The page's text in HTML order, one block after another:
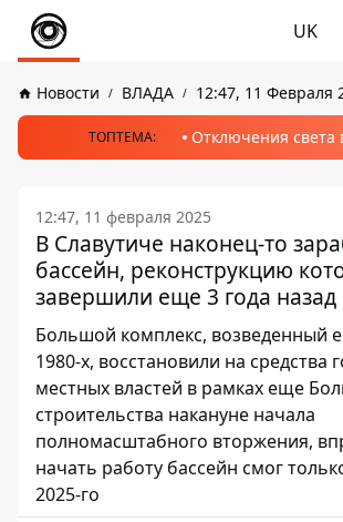
UK
Новости ВЛАДА 12:47, 11 Февраля
ТОПТЕМА: Отключения света
12:47, 11 февраля 2025
В Славутиче наконец-то
бассейн, реконструкцию
завершили еще 3 года назад
Большой комплекс, возведенный
1980-х, восстановили на средства
местных властей в рамках еще
строительства накануне начала
полномасштабного вторжения,
начать работу бассейн смог
2025-го